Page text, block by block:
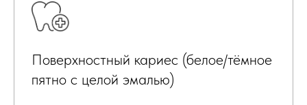
Поверхностный кариес (белое/тёмное
пятно с целой эмалью)